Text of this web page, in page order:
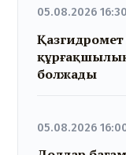
05.08.2026 16:30
болжады
05.08.2026